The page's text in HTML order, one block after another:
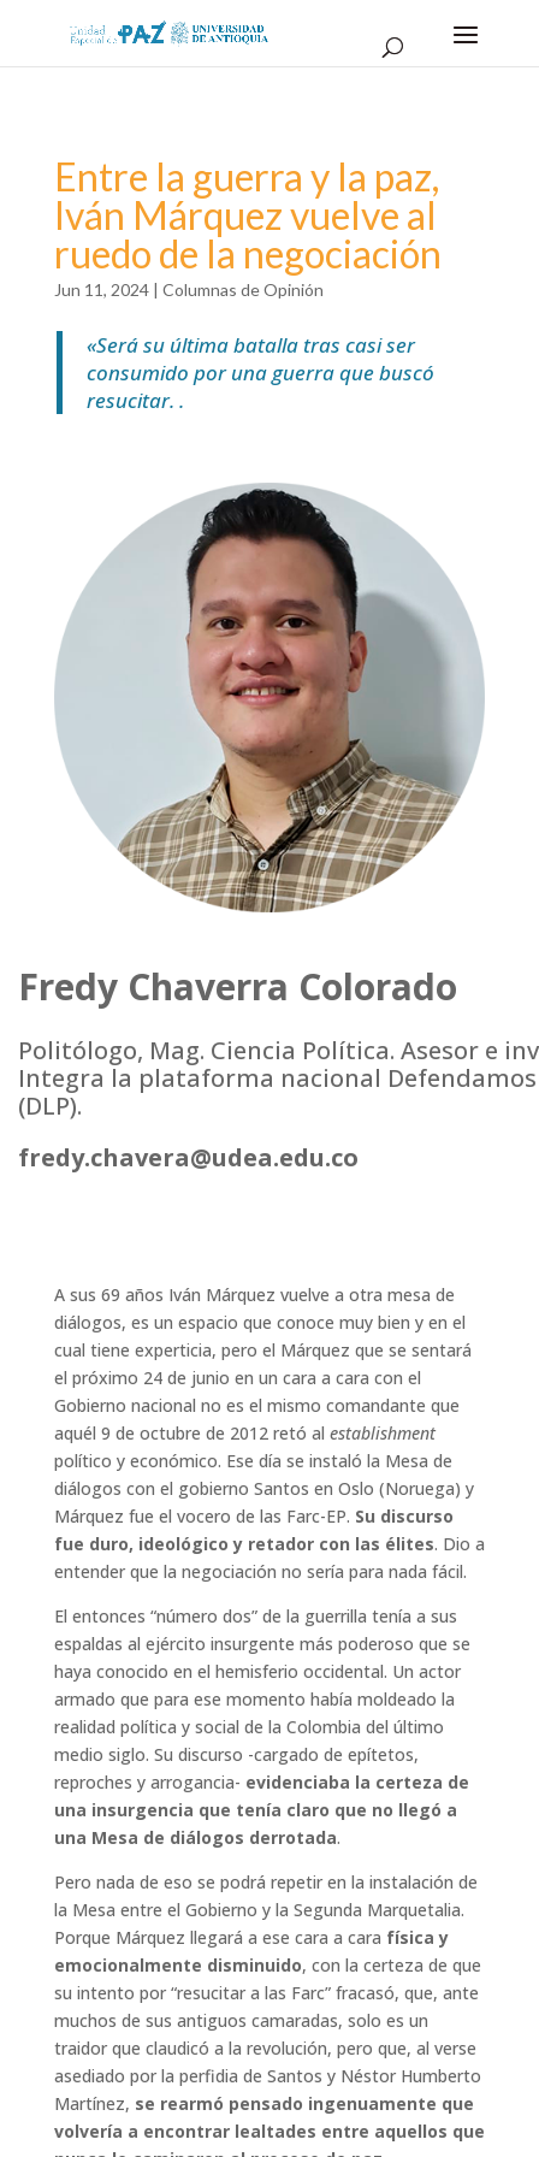
Entre la guerra y la paz,
Iván Márquez vuelve al
ruedo de la negociación
Jun 11, 2024| Columnas de Opinión
«Será su última batalla tras casi ser
consumido por una guerra que buscó
resucitar. .
Fredy Chaverra Colorado
Politólogo, Mag. Ciencia Política. Asesor e
Integra la plataforma nacional Defendamos
(DLP).
fredy.chavera@udea.edu.co
A sus 69 años Iván Márquez vuelve a otra mesa de
diálogos, es un espacio que conoce muy bien y en el
cual tiene experticia, pero el Márquez que se sentará
el próximo 24 de junio en un cara a cara con el
Gobierno nacional no es el mismo comandante que
aquél 9 de octubre de 2012 retó al establishment
político y económico. Ese día se instaló la Mesa de
diálogos con el gobierno Santos en Oslo (Noruega) y
Márquez fue el vocero de las Farc-EP. Su discurso
fue duro, ideológico y retador con las élites. Dio a
entender que la negociación no sería para nada fácil.
El entonces “número dos” de la guerrilla tenía a sus
espaldas al ejército insurgente más poderoso que se
haya conocido en el hemisferio occidental. Un actor
armado que para ese momento había moldeado la
realidad política y social de la Colombia del último
medio siglo. Su discurso -cargado de epítetos,
reproches y arrogancia- evidenciaba la certeza de
una insurgencia que tenía claro que no llegó a
una Mesa de diálogos derrotada.
Pero nada de eso se podrá repetir en la instalación de
la Mesa entre el Gobierno y la Segunda Marquetalia.
Porque Márquez llegará a ese cara a cara física y
emocionalmente disminuido, con la certeza de que
su intento por “resucitar a las Farc” fracasó, que, ante
muchos de sus antiguos camaradas, solo es un
traidor que claudicó a la revolución, pero que, al verse
asediado por la perfidia de Santos y Néstor Humberto
Martínez, se rearmó pensado ingenuamente que
volvería a encontrar lealtades entre aquellos que